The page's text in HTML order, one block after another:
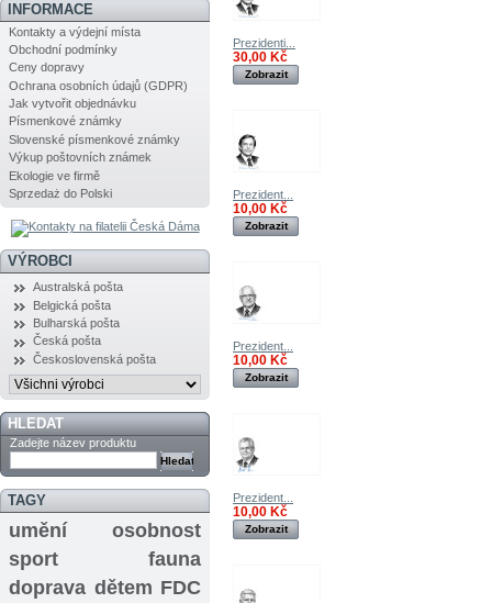
INFORMACE
Kontakty a výdejní místa
Obchodní podmínky
Ceny dopravy
Ochrana osobních údajů (GDPR)
Jak vytvořit objednávku
Písmenkové známky
Slovenské písmenkové známky
Výkup poštovních známek
Ekologie ve firmě
Sprzedaż do Polski
VÝROBCI
Australská pošta
Belgická pošta
Bulharská pošta
Česká pošta
Československá pošta
HLEDAT
Zadejte název produktu
TAGY
umění
osobnost
sport
fauna
doprava dětem FDC
Prezidenti...
30,00 Kč
Zobrazit
Prezident...
10,00 Kč
Zobrazit
Prezident...
10,00 Kč
Zobrazit
Prezident...
10,00 Kč
Zobrazit